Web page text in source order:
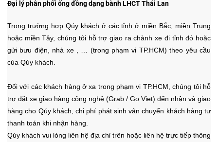
Đại lý phân phối ống đồng dạng bành LHCT Thái Lan
Trong trường hợp Qúy khách ở các tỉnh ở miền Bắc, miền Trung
hoặc miền Tây, chúng tôi hỗ trợ giao ra chành xe đi tỉnh đó hoặc
gửi bưu điện, nhà xe , … (trong phạm vi TP.HCM)theo yêu cầu
của Qúy khách.
Đối với các khách hàng ở xa trong phạm vi TP.HCM, chúng tôi hỗ
trợ đặt xe giao hàng công nghệ (Grab / Go Viet) đến nhận và giao
hàng cho Qúy khách, chi phí phát sinh vận chuyển khách hàng tự
thanh toán khi nhận hàng.
Qúy khách vui lòng liên hệ địa chỉ trên hoặc liên hệ trực tiếp thông